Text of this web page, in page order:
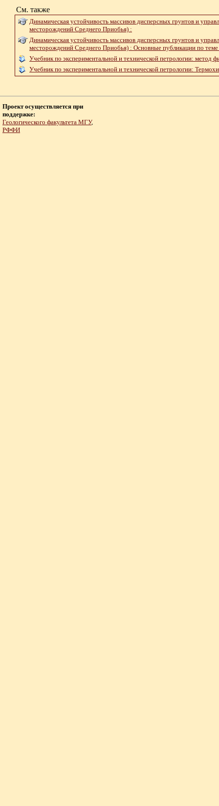
См. также
Динамическая устойчивость массивов дисперсных грунтов и
месторождений Среднего Приобья) :
Динамическая устойчивость массивов дисперсных грунтов и
месторождений Среднего Приобья) : Основные публикации по теме
Учебник по экспериментальной и технической петрологии: метод
Учебник по экспериментальной и технической петрологии:
Проект осуществляется при
поддержке:
Геологического факультета МГУ,
РФФИ